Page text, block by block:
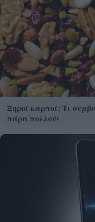
Ξηροί καρποί: Τι
πάρα πολλούς